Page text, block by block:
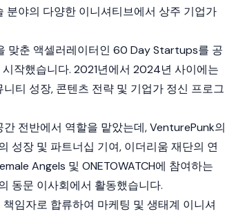
분야의 다양한 이니셔티브에서 상주 기업가
맞춘 액셀러레이터인 60 Day Startups를 공
작했습니다. 2021년에서 2024년 사이에는
티 성장, 콘텐츠 전략 및 기업가 정신 프로그
간 전반에서 역할을 맡았는데, VenturePunk의
성장 및 파트너십 기여, 이더리움 재단의 연
Angels 및 ONETOWATCH에 참여하는
동문 이사회에서 활동했습니다.
책임자로 합류하여 마케팅 및 생태계 이니셔